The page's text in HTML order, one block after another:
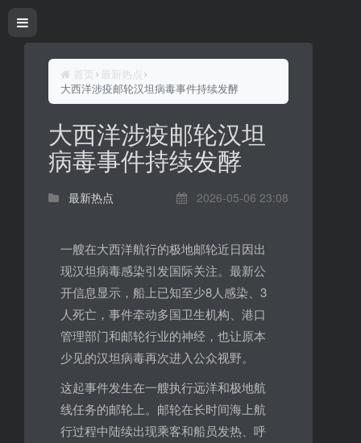
首页
最新热点
大西洋涉疫邮轮汉坦病毒事件持续发酵
大西洋涉疫邮轮汉坦
病毒事件持续发酵
最新热点 2026-05-06 23:08
一艘在大西洋航行的极地邮轮近日因出
现汉坦病毒感染引发国际关注。最新公
开信息显示，船上已知至少8人感染、3
人死亡，事件牵动多国卫生机构、港口
管理部门和邮轮行业的神经，也让原本
少见的汉坦病毒再次进入公众视野。
这起事件发生在一艘执行远洋和极地航
线任务的邮轮上。邮轮在长时间海上航
行过程中陆续出现乘客和船员发热、呼